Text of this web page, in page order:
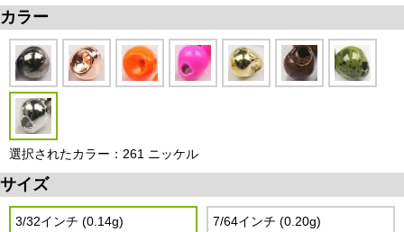
カラー
選択されたカラー：261 ニッケル
サイズ
3/32インチ (0.14g) 7/64インチ (0.20g)